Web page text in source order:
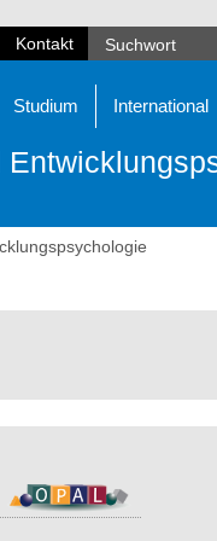
Kontakt
Studium International